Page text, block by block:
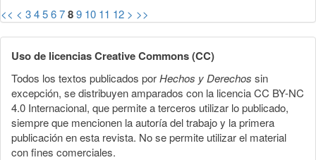
<< < 3456789 10 11 12 > >>
Uso de licencias Creative Commons (CC)
Todos los textos publicados porHechos y Derechos sin
excepción, se distribuyen amparados con la licencia CC BY-NC
4.0 Internacional, que permite a terceros utilizar lo publicado,
siempre que mencionen la autoría del trabajo y la primera
publicación en esta revista. No se permite utilizar el material
con fines comerciales.